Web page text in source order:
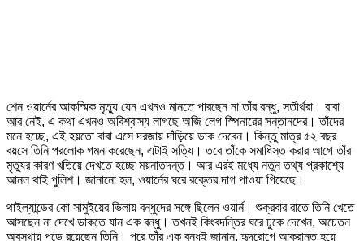
শেন ওয়ার্নের আকস্মিক মৃত্যু যেন এখনও মানতে পারছেন না তাঁর বন্ধু, সতীর্থরা। বাবা
আর নেই, এ কথা এখনও অবিশ্বাস্য লাগছে অজি লেগ স্পিনারের সন্তানদের। তাঁদের
মনে হচ্ছে, এই হয়তো বাবা এসে দরজায় দাঁড়িয়ে ডাক দেবেন। কিন্তু মাত্র ৫২ বছর
বয়সে তিনি পরলোক গমন করেছেন, এটাই সত্যি। তবে তাঁকে সমাধিস্ত করার আগে তাঁর
মৃত্যুর কারণ খতিয়ে দেখতে হচ্ছে ময়নাতদন্ত। আর এরই মধ্যে নতুন তথ্য প্রকাশ্যে
আনল থাই পুলিশ। জানানো হল, ওয়ার্নের ঘরে রক্তের দাগ পাওয়া গিয়েছে।
থাইল্যান্ডের কো সামুইয়ের ভিলায় বন্ধুদের সঙ্গে ছিলেন ওয়ার্ন। শুক্রবার রাতে তিনি খেতে
আসছেন না দেখে ডাকতে যান এক বন্ধু। তখনই কিংবদন্তির ঘরে ঢুকে দেখেন, অচেতন
অবস্থায় পড়ে রয়েছেন তিনি। পরে তাঁর এক বন্ধুই জানান, হৃদরোগে আক্রান্ত হয়ে